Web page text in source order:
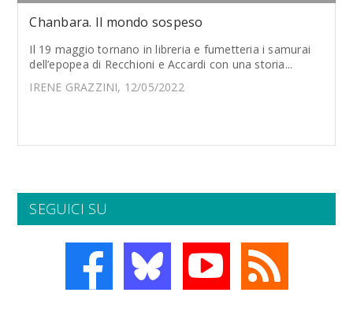
Chanbara. Il mondo sospeso
Il 19 maggio tornano in libreria e fumetteria i samurai
dell’epopea di Recchioni e Accardi con una storia...
IRENE GRAZZINI, 12/05/2022
SEGUICI SU